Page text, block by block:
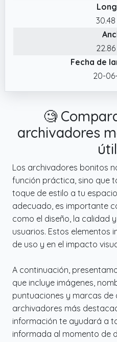
✔️ Amplio uso:
la escuela, la oficina y
organizar papeles,
materiales de
✔️ Tamaño de la
cm. Este tamaño lo
Fecha de
20-
🧐
archivadores
Los archivadores bonitos
función práctica, sino que
toque de estilo a tu
adecuado, es importante
como el diseño, la calidad
usuarios. Estos elementos
de uso y en el impacto
A continuación,
que incluye imágenes,
puntuaciones y marcas de
archivadores más
información te ayudará a
informada al momento de